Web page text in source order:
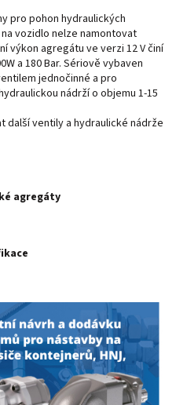
pro pohon hydraulických
vozidlo nelze namontovat
výkon agregátu ve verzi 12 V činí
a 180 Bar. Sériově vybaven
jednočinné a pro
nádrží o objemu 1-15
další ventily a hydraulické nádrže
agregáty